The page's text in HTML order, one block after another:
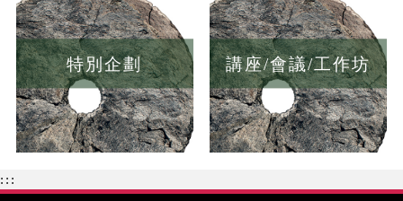
特別企劃 講座/會議/工作坊
:::